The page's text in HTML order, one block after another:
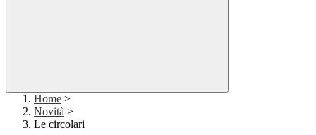
Home >
Novità >
Le circolari